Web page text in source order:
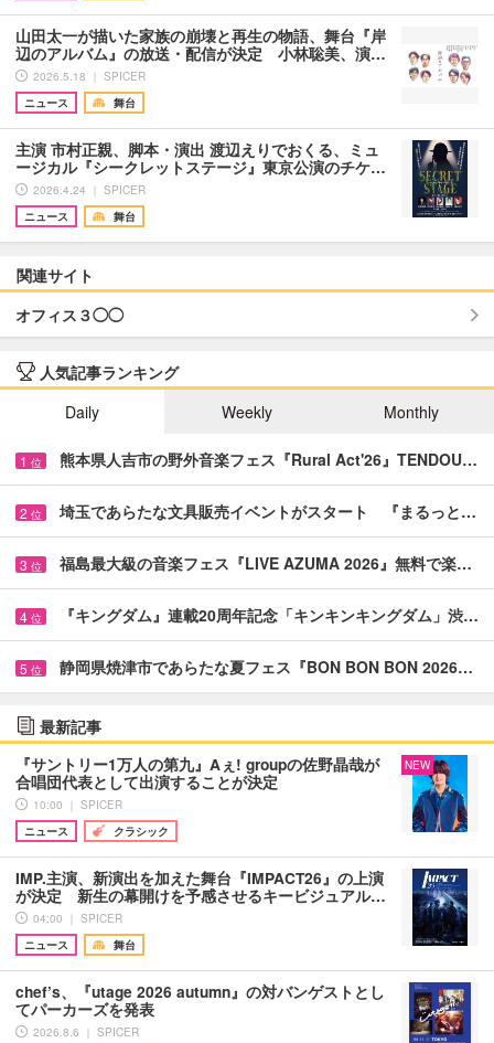
山田太一が描いた家族の崩壊と再生の物語、舞台『岸
辺のアルバム』の放送・配信が決定 小林聡美、演…
2026.5.18 ｜ SPICER
ニュース
舞台
主演 市村正親、脚本・演出 渡辺えりでおくる、ミュ
ージカル『シークレットステージ』東京公演のチケ…
2026.4.24 ｜ SPICER
ニュース
舞台
関連サイト
オフィス３◯◯
人気記事ランキング
Daily
Weekly Monthly
1 位 熊本県人吉市の野外音楽フェス『Rural Act'26』TENDOU…
2 位 埼玉であらたな文具販売イベントがスタート 『まるっと…
3 位 福島最大級の音楽フェス『LIVE AZUMA 2026』無料で楽…
4 位 『キングダム』連載20周年記念「キンキンキングダム」渋…
5 位 静岡県焼津市であらたな夏フェス『BON BON BON 2026…
最新記事
『サントリー1万人の第九』Aぇ! groupの佐野晶哉が
合唱団代表として出演することが決定
10:00 ｜ SPICER
ニュース
クラシック
NEW
IMP.主演、新演出を加えた舞台『IMPACT26』の上演
が決定 新生の幕開けを予感させるキービジュアル…
04:00 ｜ SPICER
ニュース
舞台
chef’s、『utage 2026 autumn』の対バンゲストとし
てパーカーズを発表
2026.8.6 ｜ SPICER